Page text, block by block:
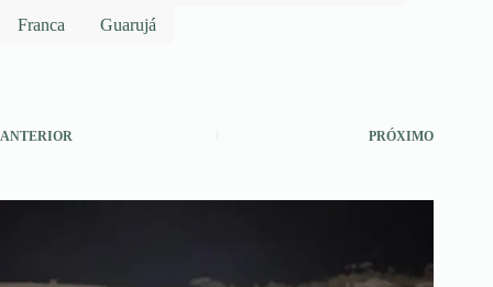
Franca
Guarujá
ANTERIOR PRÓXIMO